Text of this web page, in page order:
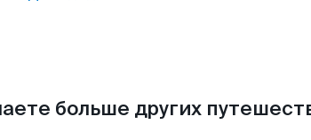
больше других